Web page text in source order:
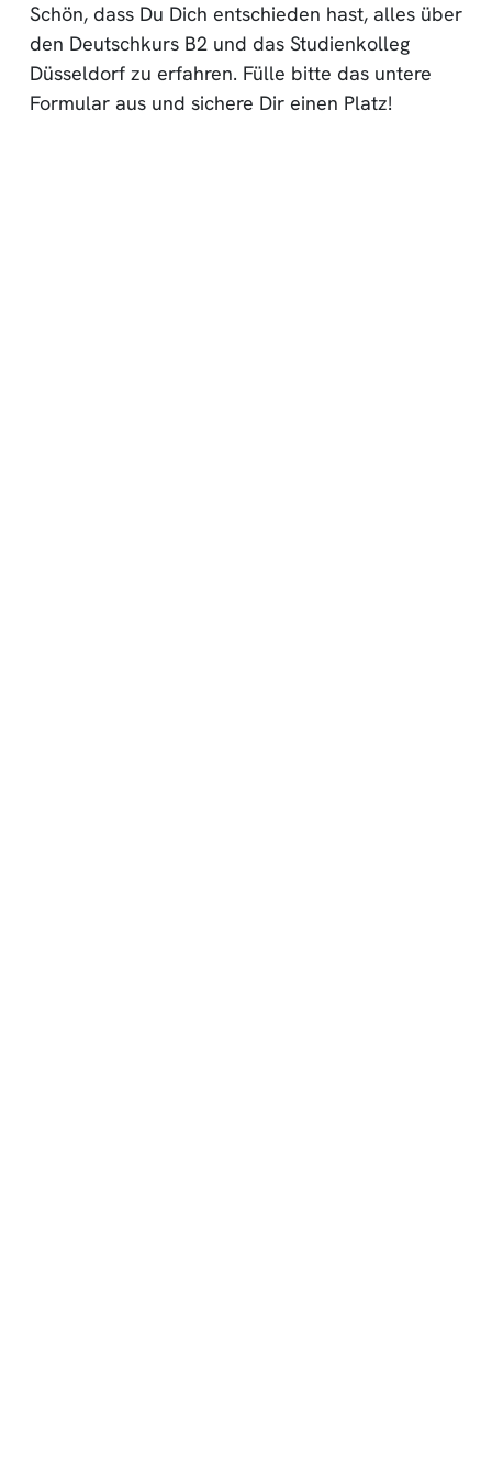
Schön, dass Du Dich entschieden hast, alles über
den Deutschkurs B2 und das Studienkolleg
Düsseldorf zu erfahren. Fülle bitte das untere
Formular aus und sichere Dir einen Platz!